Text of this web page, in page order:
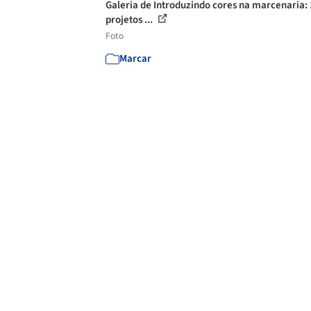
Galeria de Introduzindo cores na marcenaria:
projetos ...
Foto
Marcar